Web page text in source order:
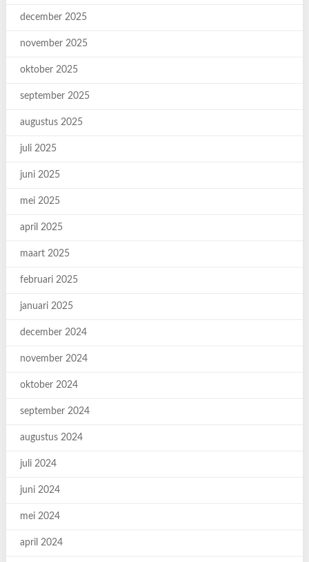
december 2025
november 2025
oktober 2025
september 2025
augustus 2025
juli 2025
juni 2025
mei 2025
april 2025
maart 2025
februari 2025
januari 2025
december 2024
november 2024
oktober 2024
september 2024
augustus 2024
juli 2024
juni 2024
mei 2024
april 2024